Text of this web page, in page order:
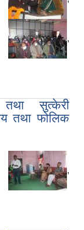
,
तथा सुत्केरी
तथा फोलिक
,